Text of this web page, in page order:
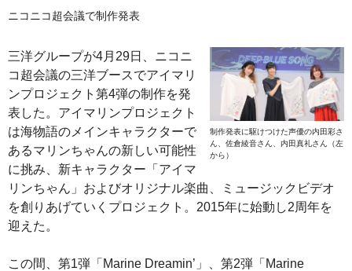
ニコニコ超会議で制作発表
制作発表に駆けつけた声優の内田彩さ
ん、佐倉綾音さん、内田真礼さん（左
から）
三洋グループが4月29日、ニコニ
コ超会議の三洋ブースでアイマリ
ンプロジェクト第4弾の制作を発
表した。アイマリンプロジェクト
は海物語のメインキャラクターで
あるマリンちゃんの新しい可能性
に挑み、新キャラクター「アイマ
リンちゃん」およびオリジナル楽曲、ミュージックビデオ
を創りあげていくプロジェクト。2015年に始動し2周年を
迎えた。
この間、第1弾「Marine Dreamin’」、第2弾「Marine